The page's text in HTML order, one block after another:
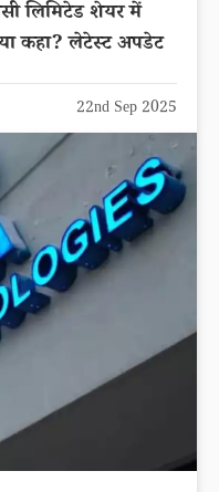
लिमिटेड शेयर में
कहा? लेटेस्ट अपडेट
22nd Sep 2025